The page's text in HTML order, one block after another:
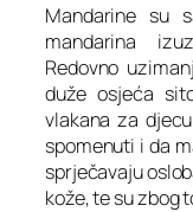
Mandarine su
mandarina
Redovno
duže osjeća
vlakana za
spomenuti i da
sprječavaju
kože, te su zbog